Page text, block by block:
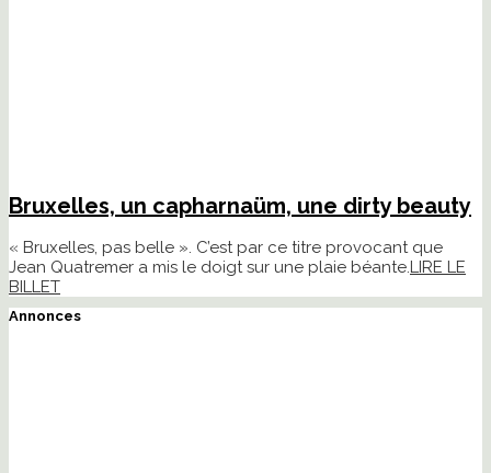
Bruxelles, un capharnaüm, une dirty beauty
« Bruxelles, pas belle ». C’est par ce titre provocant que
Jean Quatremer a mis le doigt sur une plaie béante. LIRE LE
BILLET
Annonces